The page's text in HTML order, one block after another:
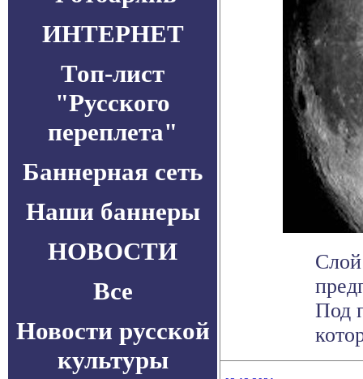
ИНТЕРНЕТ
Топ-лист
"Русского
переплета"
Баннерная сеть
Наши баннеры
НОВОСТИ
Все
Новости русской
культуры
Под